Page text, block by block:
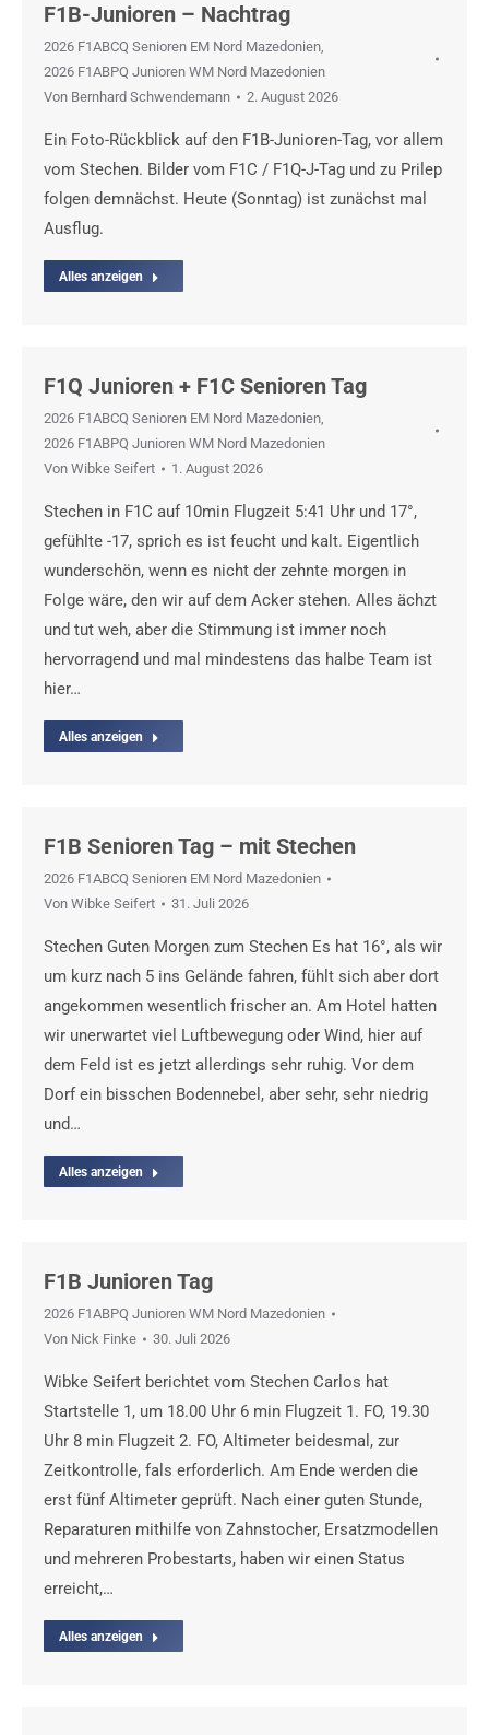
F1B-Junioren – Nachtrag
2026 F1ABCQ Senioren EM Nord Mazedonien,
2026 F1ABPQ Junioren WM Nord Mazedonien
Von Bernhard Schwendemann 2. August 2026
Ein Foto-Rückblick auf den F1B-Junioren-Tag, vor allem
vom Stechen. Bilder vom F1C / F1Q-J-Tag und zu Prilep
folgen demnächst. Heute (Sonntag) ist zunächst mal
Ausflug.
Alles anzeigen
F1Q Junioren + F1C Senioren Tag
2026 F1ABCQ Senioren EM Nord Mazedonien,
2026 F1ABPQ Junioren WM Nord Mazedonien
Von Wibke Seifert 1. August 2026
Stechen in F1C auf 10min Flugzeit 5:41 Uhr und 17°,
gefühlte -17, sprich es ist feucht und kalt. Eigentlich
wunderschön, wenn es nicht der zehnte morgen in
Folge wäre, den wir auf dem Acker stehen. Alles ächzt
und tut weh, aber die Stimmung ist immer noch
hervorragend und mal mindestens das halbe Team ist
hier…
Alles anzeigen
F1B Senioren Tag – mit Stechen
2026 F1ABCQ Senioren EM Nord Mazedonien
Von Wibke Seifert 31. Juli 2026
Stechen Guten Morgen zum Stechen Es hat 16°, als wir
um kurz nach 5 ins Gelände fahren, fühlt sich aber dort
angekommen wesentlich frischer an. Am Hotel hatten
wir unerwartet viel Luftbewegung oder Wind, hier auf
dem Feld ist es jetzt allerdings sehr ruhig. Vor dem
Dorf ein bisschen Bodennebel, aber sehr, sehr niedrig
und…
Alles anzeigen
F1B Junioren Tag
2026 F1ABPQ Junioren WM Nord Mazedonien
Von Nick Finke 30. Juli 2026
Wibke Seifert berichtet vom Stechen Carlos hat
Startstelle 1, um 18.00 Uhr 6 min Flugzeit 1. FO, 19.30
Uhr 8 min Flugzeit 2. FO, Altimeter beidesmal, zur
Zeitkontrolle, fals erforderlich. Am Ende werden die
erst fünf Altimeter geprüft. Nach einer guten Stunde,
Reparaturen mithilfe von Zahnstocher, Ersatzmodellen
und mehreren Probestarts, haben wir einen Status
erreicht,…
Alles anzeigen